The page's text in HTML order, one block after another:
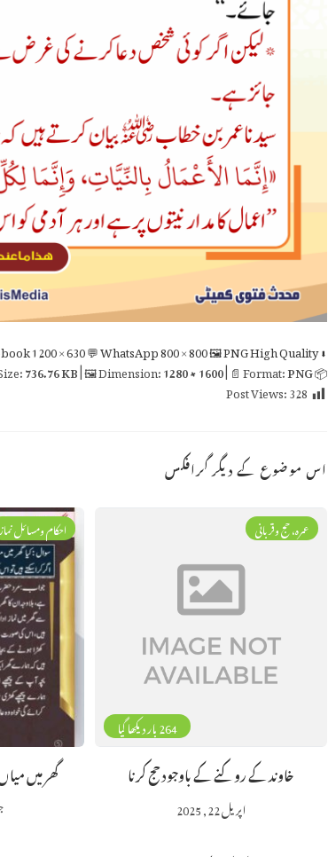
⬇ Original
1200 × 630💬 WhatsApp800 × 800🖼 PNGHigh Quality
📦 Size:
736.76 KB| 🖼 Dimension:1280 × 1600| 📄 Format:PNG
Post Views:328
اس موضوع کے دیگر گرافکس
احکام ومسائل نماز
گھر میں
264 بار دیکھا گیا
عمرہ، حج وقربانی
خاوند کے روکنے کے باوجود حج کرنا
اپریل 22, 2025